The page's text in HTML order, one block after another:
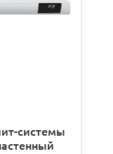
системы